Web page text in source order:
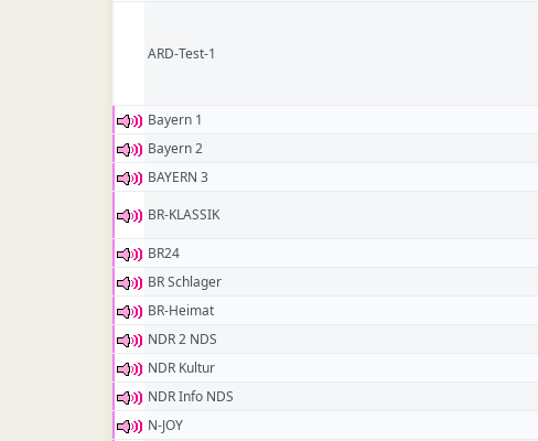
ARD-Test-1
Bayern 1
Bayern 2
BAYERN 3
BR-KLASSIK
BR24
BR Schlager
BR-Heimat
NDR 2 NDS
NDR Kultur
NDR Info NDS
N-JOY